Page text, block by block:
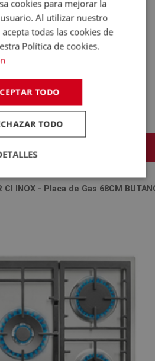
y
CI INOX - Placa de Gas 68CM
cookies para mejorar la
Al utilizar nuestro
todas las cookies de
Política de cookies.
TODO
TODO